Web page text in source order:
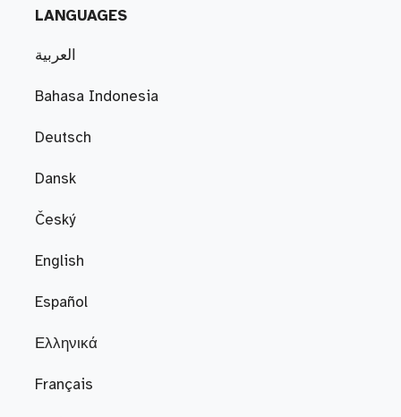
LANGUAGES
العربية
Bahasa Indonesia
Deutsch
Dansk
Český
English
Español
Ελληνικά
Français